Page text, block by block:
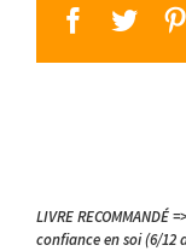
facebook
LIVRE
confiance en soi (6/12